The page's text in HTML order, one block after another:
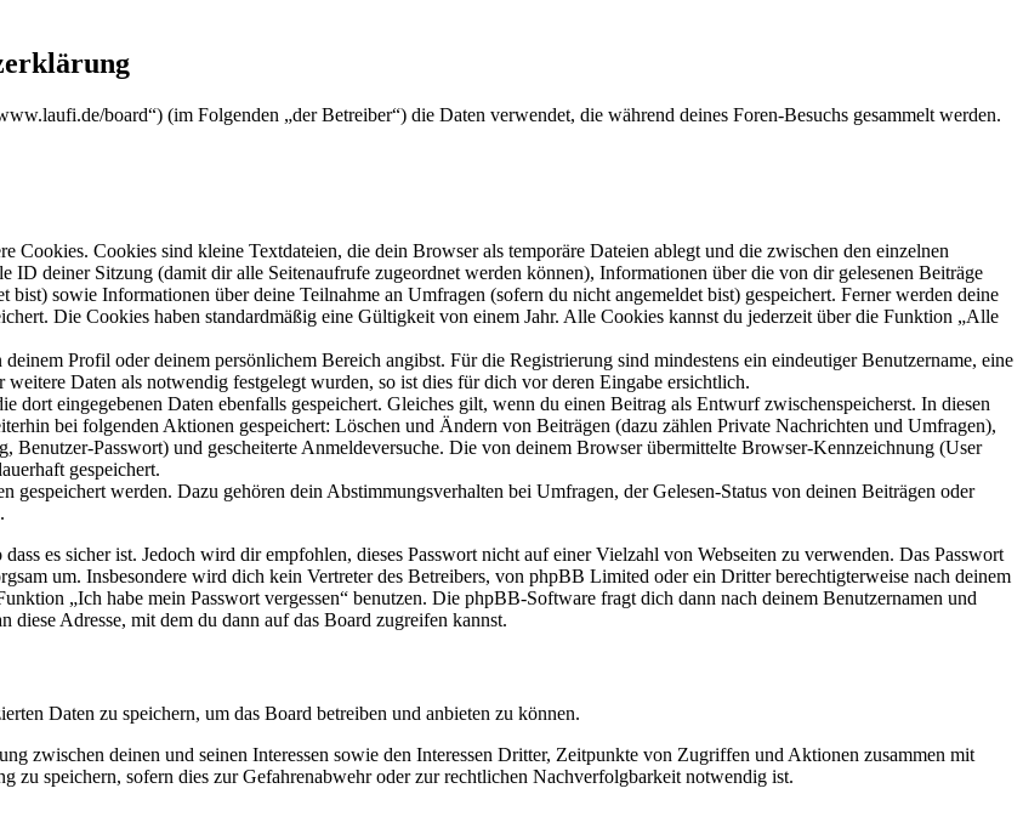
board“) (im Folgenden „der Betreiber“) die Daten verwendet, die während deines Foren-Besuchs gesammelt werden.
Cookies. Cookies sind kleine Textdateien, die dein Browser als temporäre Dateien ablegt und die zwischen den einzelnen
ID deiner Sitzung (damit dir alle Seitenaufrufe zugeordnet werden können), Informationen über die von dir gelesenen Beiträge
bist) sowie Informationen über deine Teilnahme an Umfragen (sofern du nicht angemeldet bist) gespeichert. Ferner werden deine
Die Cookies haben standardmäßig eine Gültigkeit von einem Jahr. Alle Cookies kannst du jederzeit über die Funktion „Alle
Profil oder deinem persönlichem Bereich angibst. Für die Registrierung sind mindestens ein eindeutiger Benutzername, eine
Daten als notwendig festgelegt wurden, so ist dies für dich vor deren Eingabe ersichtlich.
dort eingegebenen Daten ebenfalls gespeichert. Gleiches gilt, wenn du einen Beitrag als Entwurf zwischenspeicherst. In diesen
bei folgenden Aktionen gespeichert: Löschen und Ändern von Beiträgen (dazu zählen Private Nachrichten und Umfragen),
Passwort) und gescheiterte Anmeldeversuche. Die von deinem Browser übermittelte Browser-Kennzeichnung (User
gespeichert.
gespeichert werden. Dazu gehören dein Abstimmungsverhalten bei Umfragen, der Gelesen-Status von deinen Beiträgen oder
es sicher ist. Jedoch wird dir empfohlen, dieses Passwort nicht auf einer Vielzahl von Webseiten zu verwenden. Das Passwort
um. Insbesondere wird dich kein Vertreter des Betreibers, von phpBB Limited oder ein Dritter berechtigterweise nach deinem
„Ich habe mein Passwort vergessen“ benutzen. Die phpBB-Software fragt dich dann nach deinem Benutzernamen und
diese Adresse, mit dem du dann auf das Board zugreifen kannst.
Daten zu speichern, um das Board betreiben und anbieten zu können.
zwischen deinen und seinen Interessen sowie den Interessen Dritter, Zeitpunkte von Zugriffen und Aktionen zusammen mit
speichern, sofern dies zur Gefahrenabwehr oder zur rechtlichen Nachverfolgbarkeit notwendig ist.